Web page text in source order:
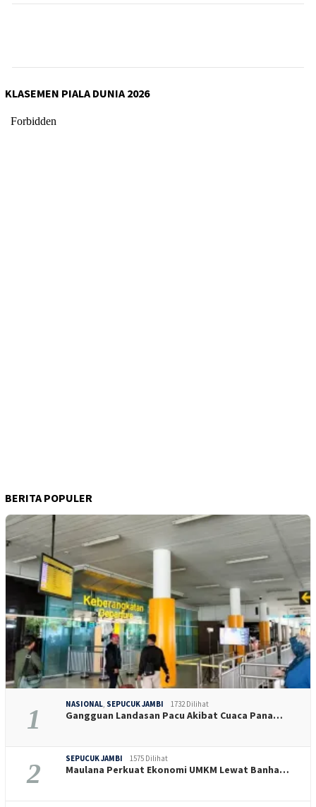
KLASEMEN PIALA DUNIA 2026
BERITA POPULER
1 NASIONAL, SEPUCUK JAMBI 1732 Dilihat
Gangguan Landasan Pacu Akibat Cuaca Pana…
2 SEPUCUK JAMBI 1575 Dilihat
Maulana Perkuat Ekonomi UMKM Lewat Banha…